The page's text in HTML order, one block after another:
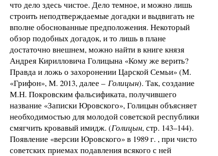
что дело здесь чистое. Дело темное, и можно лишь
строить неподтверждаемые догадки и выдвигать не
вполне обоснованные предположения. Некоторый
обзор подобных догадок, и то лишь в плане
достаточно внешнем, можно найти в книге князя
Андрея Кирилловича Голицына «Кому же верить?
Правда и ложь о захоронении Царской Семьи» (М.
«Грифон», М. 2013, далее – Голицын). Так, создание
М.Н. Покровским фальсификата, получившего
название «Записки Юровского», Голицын объясняет
необходимостью для молодой советской республики
смягчить кровавый имидж. (Голицын, стр. 143–144).
Появление «версии Юровского» в 1989 г. , при чисто
советских приемах подавления всякого с ней